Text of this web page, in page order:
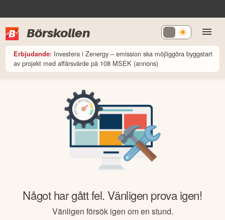
Börskollen
Erbjudande: Investera i Zenergy – emission ska möjliggöra byggstart
av projekt med affärsvärde på 108 MSEK (annons)
Något har gått fel. Vänligen prova igen!
Vänligen försök igen om en stund.